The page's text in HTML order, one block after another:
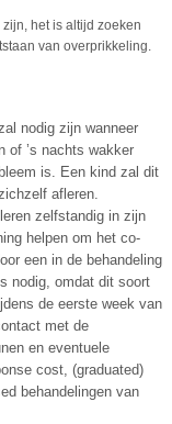
het is altijd zoeken
van overprikkeling.
nodig zijn wanneer
of ’s nachts wakker
is. Een kind zal dit
afleren.
zelfstandig in zijn
helpen om het co-
een in de behandeling
nodig, omdat dit soort
de eerste week van
met de
en eventuele
cost, (graduated)
behandelingen van